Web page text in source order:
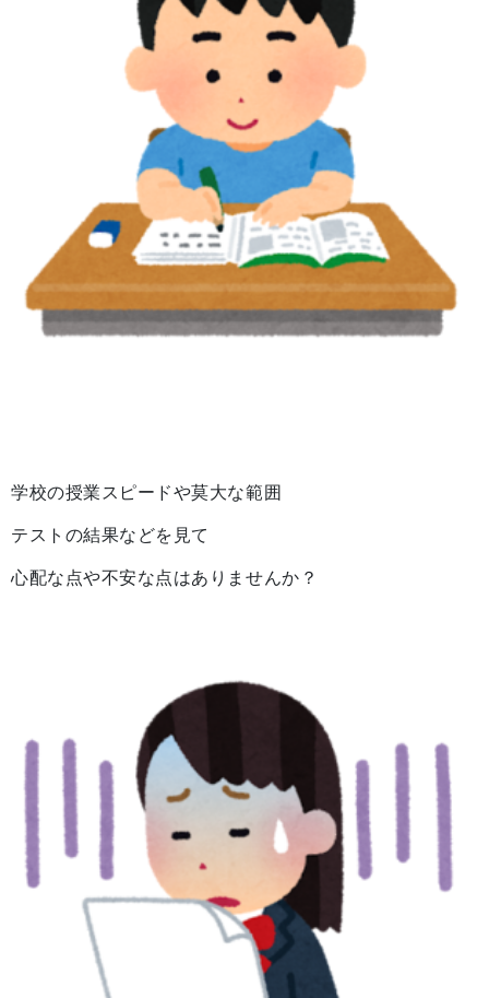
学校の授業スピードや莫大な範囲
テストの結果などを見て
心配な点や不安な点はありませんか？